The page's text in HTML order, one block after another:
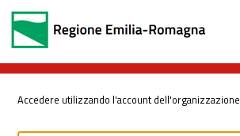
Accedere utilizzando l'account dell'organizzazione